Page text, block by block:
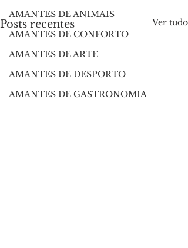
AMANTES DE ANIMAIS
AMANTES DE CONFORTO
AMANTES DE ARTE
AMANTES DE DESPORTO
AMANTES DE GASTRONOMIA
Posts recentes Ver tudo